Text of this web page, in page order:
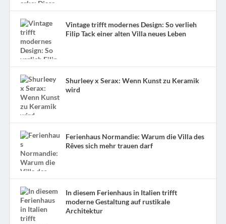
Vintage trifft modernes Design: So verlieh
Filip Tack einer alten Villa neues Leben
Shurleey x Serax: Wenn Kunst zu Keramik
wird
Ferienhaus Normandie: Warum die Villa des
Rêves sich mehr trauen darf
In diesem Ferienhaus in Italien trifft
moderne Gestaltung auf rustikale
Architektur